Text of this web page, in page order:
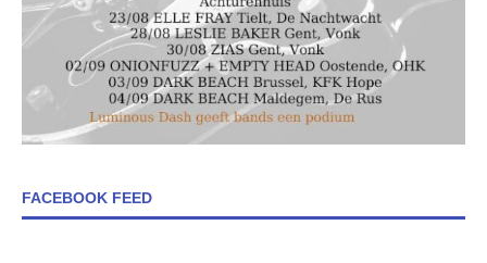
FACEBOOK FEED